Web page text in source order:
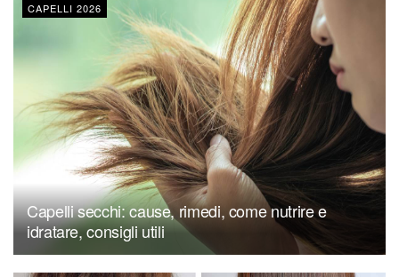
CAPELLI 2026
Capelli secchi: cause, rimedi, come nutrire e
idratare, consigli utili